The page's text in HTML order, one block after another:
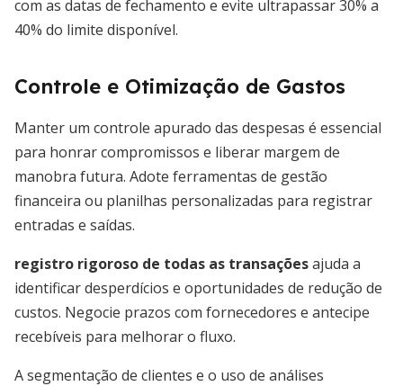
com as datas de fechamento e evite ultrapassar 30% a
40% do limite disponível.
Controle e Otimização de Gastos
Manter um controle apurado das despesas é essencial
para honrar compromissos e liberar margem de
manobra futura. Adote ferramentas de gestão
financeira ou planilhas personalizadas para registrar
entradas e saídas.
registro rigoroso de todas as transaçõesajuda a
identificar desperdícios e oportunidades de redução de
custos. Negocie prazos com fornecedores e antecipe
recebíveis para melhorar o fluxo.
A segmentação de clientes e o uso de análises